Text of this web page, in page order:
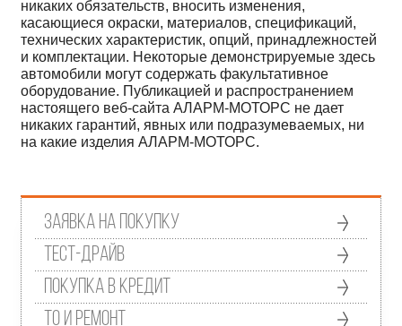
никаких обязательств, вносить изменения,
касающиеся окраски, материалов, спецификаций,
технических характеристик, опций, принадлежностей
и комплектации. Некоторые демонстрируемые здесь
автомобили могут содержать факультативное
оборудование. Публикацией и распространением
настоящего веб-сайта АЛАРМ-МОТОРС не дает
никаких гарантий, явных или подразумеваемых, ни
на какие изделия АЛАРМ-МОТОРС.
Заявка на покупку
Тест-драйв
Покупка в кредит
ТО и ремонт